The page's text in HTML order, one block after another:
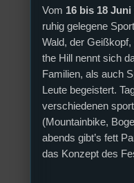
Vom 16 bis 18 Juni
ruhig gelegene
Wald, der
the Hill nennt sich
Familien, als auch
Leute begeistert.
verschiedenen
(Mountainbike,
abends gibt’s fett
das Konzept des